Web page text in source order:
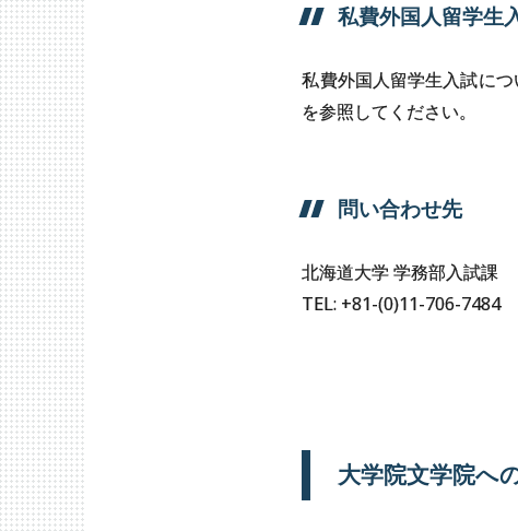
私費外国人留学生
私費外国人留学生入試に
を参照してください。
問い合わせ先
北海道大学 学務部入試課
TEL: +81-(0)11-706-7484
大学院文学院へ